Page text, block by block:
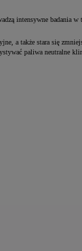
intensywne badania
a także stara się
paliwa neutralne